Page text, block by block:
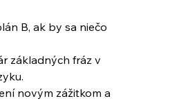
B, ak by sa niečo
základných fráz v
novým zážitkom a